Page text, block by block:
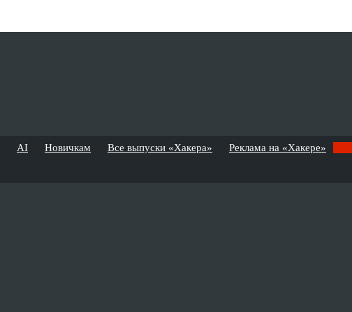
AI Новичкам Все выпуски «Хакера» Реклама на «Хакере»